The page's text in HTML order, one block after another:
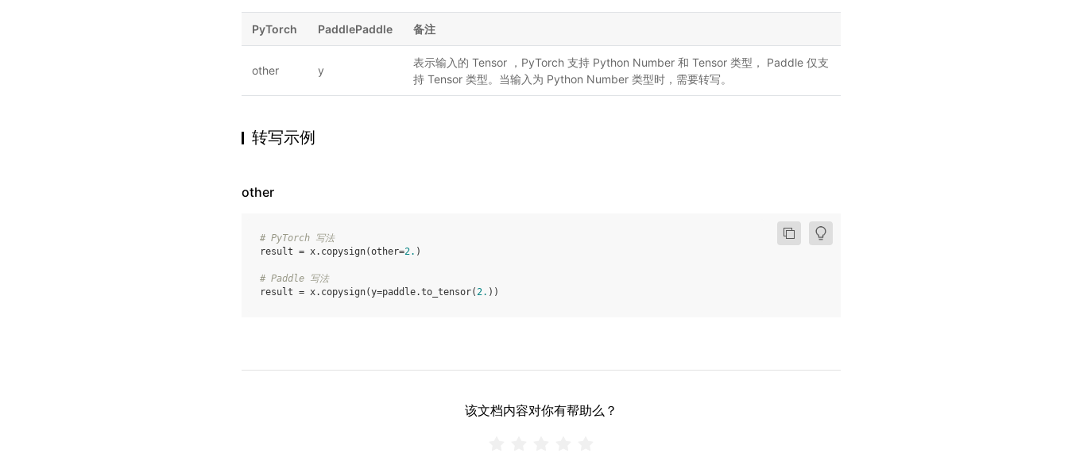
PyTorch PaddlePaddle 备注
other y
表示输入的 Tensor ，PyTorch 支持 Python Number 和 Tensor 类型， Paddle 仅支
持 Tensor 类型。当输入为 Python Number 类型时，需要转写。
转写示例
other
# PyTorch 写法
result = x. copysign(other=2. )
# Paddle 写法
result = x. copysign(y=paddle.to_tensor(2. ))
该文档内容对你有帮助么？